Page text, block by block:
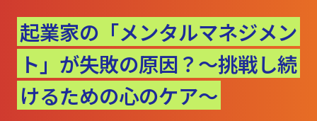
起業家の「メンタルマネジメン
ト」が失敗の原因？～挑戦し続
けるための心のケア～